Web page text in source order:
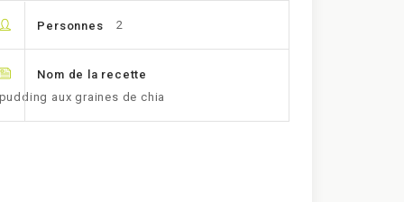
Personnes 2
Nom de la recette
pudding aux graines de chia